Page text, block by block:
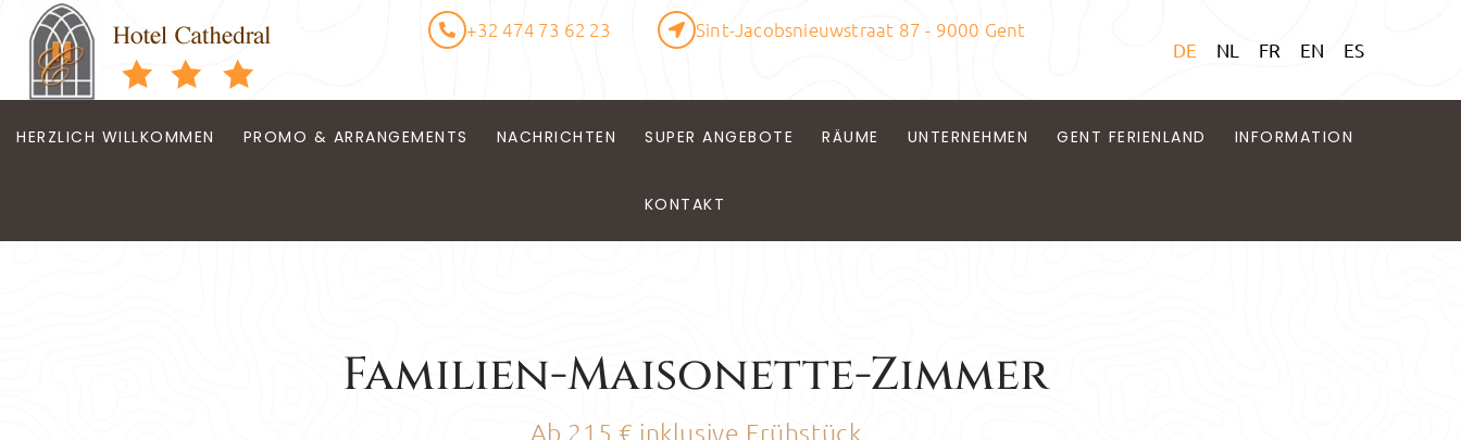
+32 474 73 62 23 Sint-Jacobsnieuwstraat 87 - 9000 Gent
DE NL FR EN ES
HERZLICH WILLKOMMEN PROMO & ARRANGEMENTS NACHRICHTEN SUPER ANGEBOTE RÄUME UNTERNEHMEN GENT FERIENLAND INFORMATION
KONTAKT
Familien-Maisonette-Zimmer
Ab 215 € inklusive Frühstück